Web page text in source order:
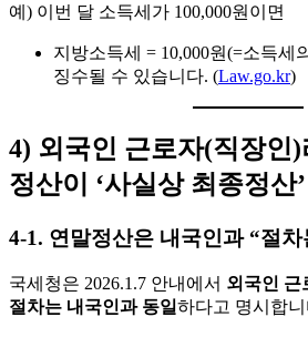
예) 이번 달 소득세가 100,000원이면
지방소득세 = 10,000원(=소득세
징수될 수 있습니다. (Law.go.kr)
4) 외국인 근로자(직장인
정산이 ‘사실상 최종정산’
4-1. 연말정산은 내국인과 “절차
국세청은 2026.1.7 안내에서 외국인 근
절차는 내국인과 동일하다고 명시합